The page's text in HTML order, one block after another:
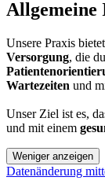
Allgemeine
Unsere Praxis
Versorgung, die
Wartezeiten und
Unser Ziel ist es,
und mit einem
Weniger anzeigen
Datenänderung